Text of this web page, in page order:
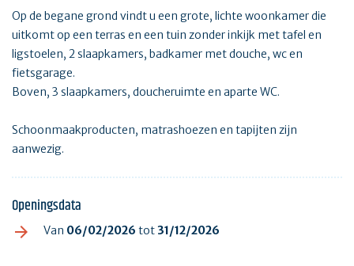
Op de begane grond vindt u een grote, lichte woonkamer die
uitkomt op een terras en een tuin zonder inkijk met tafel en
ligstoelen, 2 slaapkamers, badkamer met douche, wc en
fietsgarage.
Boven, 3 slaapkamers, doucheruimte en aparte WC.
Schoonmaakproducten, matrashoezen en tapijten zijn
aanwezig.
Openingsdata
Van 06/02/2026 tot31/12/2026